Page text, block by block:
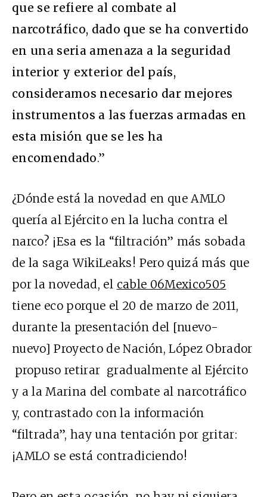
que se refiere al combate al
narcotráfico, dado que se ha convertido
en una seria amenaza a la seguridad
interior y exterior del país,
consideramos necesario dar mejores
instrumentos a las fuerzas armadas en
esta misión que se les ha
encomendado.”
¿Dónde está la novedad en que AMLO
quería al Ejército en la lucha contra el
narco? ¡Esa es la “filtración” más sobada
de la saga WikiLeaks! Pero quizá más que
por la novedad, el cable 06Mexico505
tiene eco porque el 20 de marzo de 2011,
durante la presentación del [nuevo-
nuevo] Proyecto de Nación, López Obrador
propuso retirar gradualmente al Ejército
y a la Marina del combate al narcotráfico
y, contrastado con la información
“filtrada”, hay una tentación por gritar:
¡AMLO se está contradiciendo!